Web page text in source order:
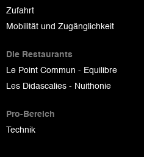
Zufahrt
Mobilität und Zugänglichkeit
Die Restaurants
Le Point Commun - Equilibre
Les Didascalies - Nuithonie
Pro-Bereich
Technik